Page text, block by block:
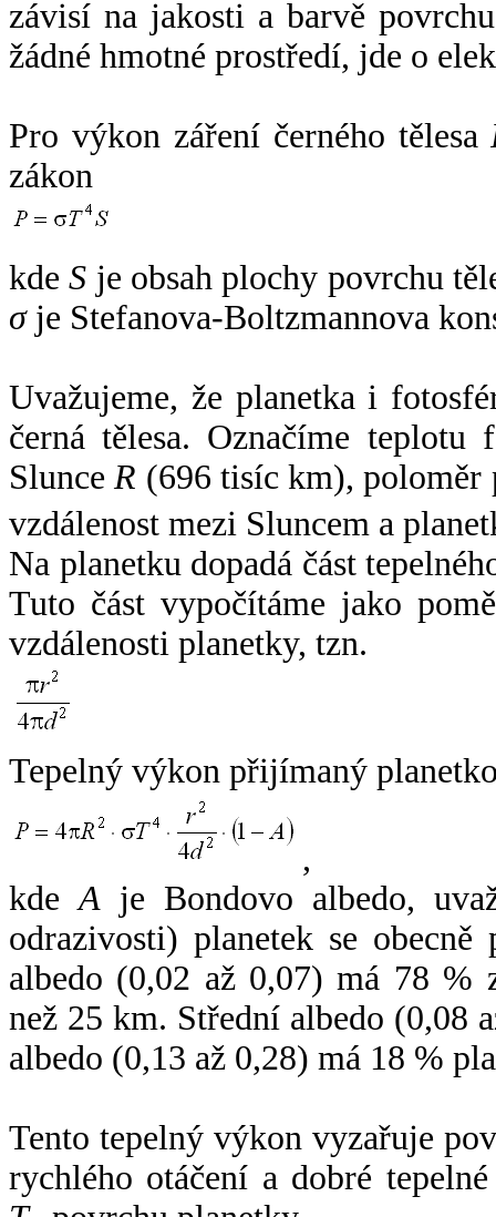
závisí na jakosti a barvě
žádné hmotné prostředí, jde o
Pro výkon záření černého tělesa
zákon
kdeS je obsah plochy povrchu
σje Stefanova-Boltzmannova
Uvažujeme, že planetka i
černá tělesa. Označíme
SlunceR (696 tisíc km),
vzdálenost mezi Sluncem a
Na planetku dopadá část
Tuto část vypočítáme jako
vzdálenosti planetky, tzn.
Tepelný výkon přijímaný
,
kdeA je Bondovo albedo,
odrazivosti) planetek se
albedo (0,02 až 0,07) má 78 %
než 25 km. Střední albedo (0,08
albedo (0,13 až 0,28) má 18 %
Tento tepelný výkon vyzařuje
rychlého otáčení a dobré